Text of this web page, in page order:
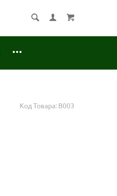
Код Товара: B003